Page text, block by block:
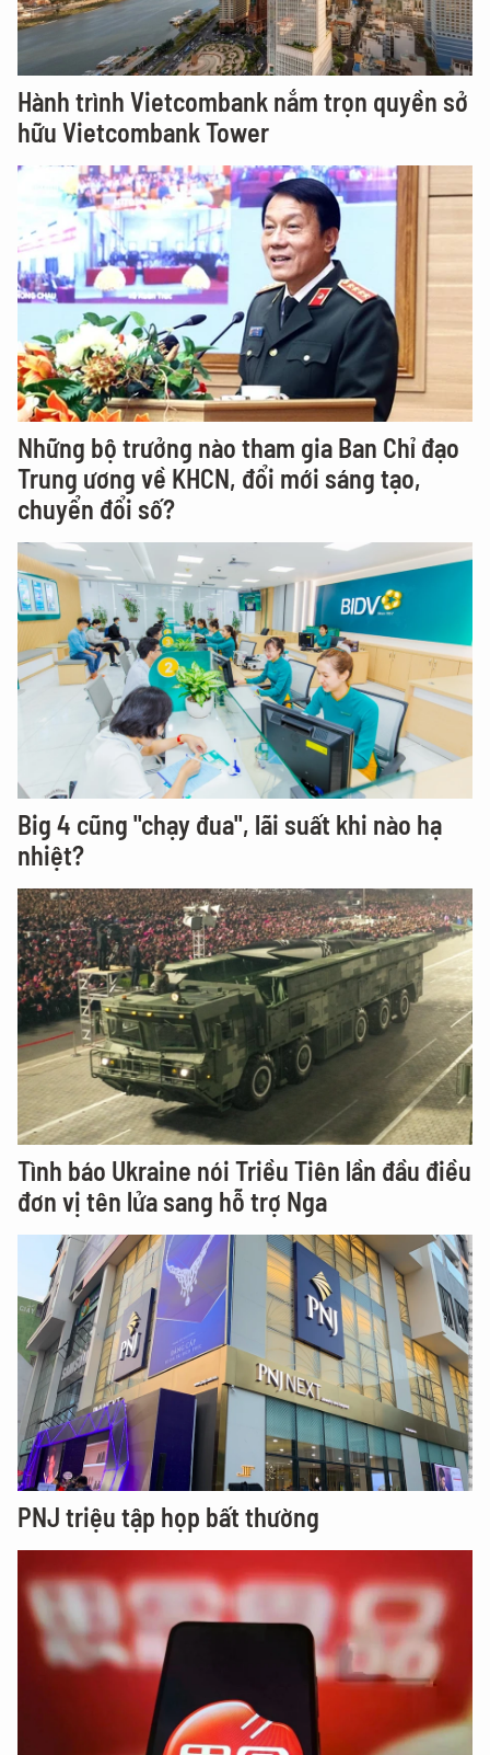
Hành trình Vietcombank nắm trọn quyền sở
hữu Vietcombank Tower
Những bộ trưởng nào tham gia Ban Chỉ đạo
Trung ương về KHCN, đổi mới sáng tạo,
chuyển đổi số?
Big 4 cũng "chạy đua", lãi suất khi nào hạ
nhiệt?
Tình báo Ukraine nói Triều Tiên lần đầu điều
đơn vị tên lửa sang hỗ trợ Nga
PNJ triệu tập họp bất thường